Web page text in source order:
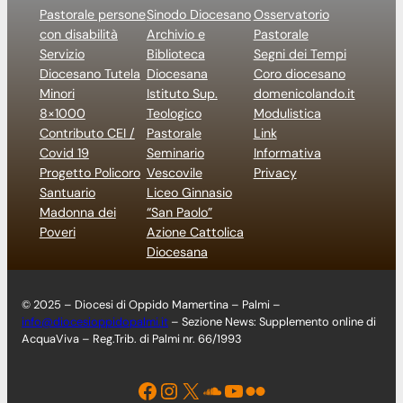
Pastorale persone
con disabilità
Servizio
Diocesano Tutela
Minori
8×1000
Contributo CEI /
Covid 19
Progetto Policoro
Santuario
Madonna dei
Poveri
Sinodo Diocesano
Archivio e
Biblioteca
Diocesana
Istituto Sup.
Teologico
Pastorale
Seminario
Vescovile
Liceo Ginnasio
“San Paolo”
Azione Cattolica
Diocesana
Osservatorio
Pastorale
Segni dei Tempi
Coro diocesano
domenicolando.it
Modulistica
Link
Informativa
Privacy
© 2025 – Diocesi di Oppido Mamertina – Palmi –
info@diocesioppidopalmi.it – Sezione News: Supplemento online di
AcquaViva – Reg.Trib. di Palmi nr. 66/1993
Facebook Instagram X Soundcloud YouTube Flickr